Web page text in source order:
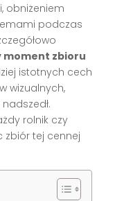
obniżeniem
podczas
moment zbioru
istotnych cech
wizualnych,
rolnik czy
tej cennej